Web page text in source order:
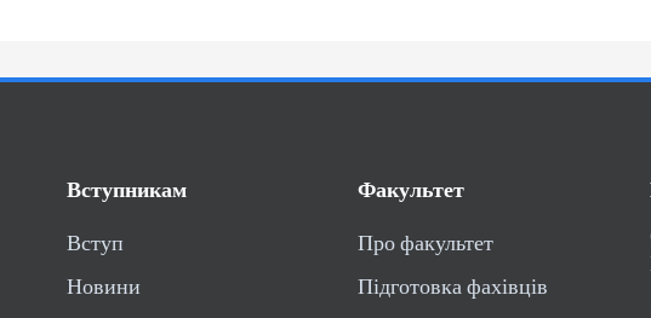
Вступникам
Вступ
Новини
Факультет
Про факультет
Підготовка фахівців